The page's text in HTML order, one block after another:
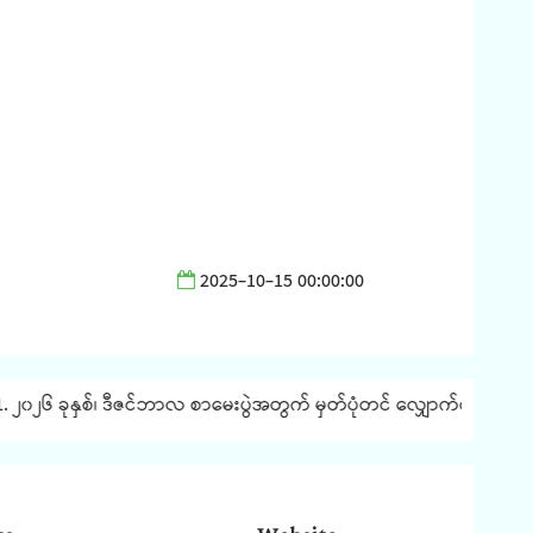
2025-10-15 00:00:00
၂၆ ခုနှစ်၊ ဒီဇင်ဘာလ စာမေးပွဲအတွက် မှတ်ပုံတင် လျှောက်ထားခြင်း နှင့်